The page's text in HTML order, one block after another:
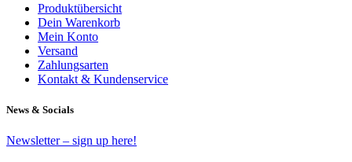
Produktübersicht
Dein Warenkorb
Mein Konto
Versand
Zahlungsarten
Kontakt & Kundenservice
News & Socials
Newsletter – sign up here!